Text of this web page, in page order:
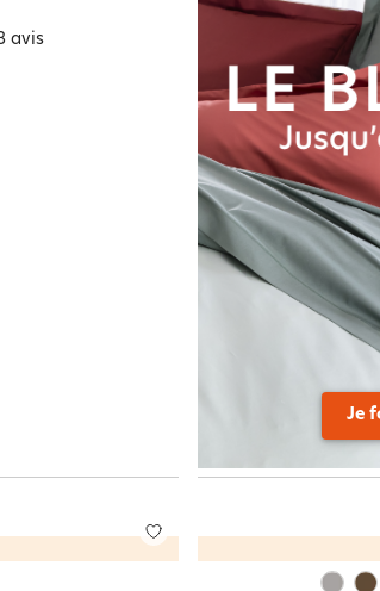
avis
Je